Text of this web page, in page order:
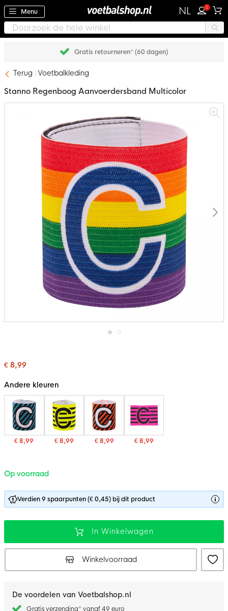
Menu NL 1
Gratis retourneren* (60 dagen)
Terug Voetbalkleding
begin
de
gallerij
Stanno Regenboog Aanvoerdersband Multicolor
€ 8,99
Andere kleuren
€ 8,99 € 8,99 € 8,99 € 8,99
Op voorraad
Verdien 9 spaarpunten (€ 0,45) bij dit product
In Winkelwagen
Winkelvoorraad
De voordelen van Voetbalshop.nl
Gratis verzending* vanaf 49 euro